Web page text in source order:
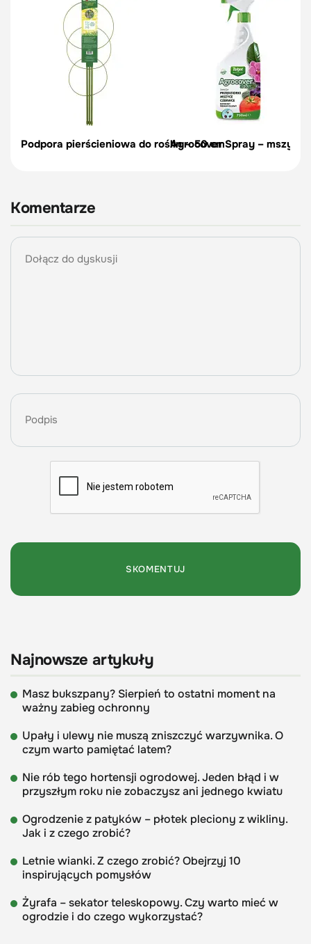
Podpora pierścieniowa do roślin – 50 cm
Agrocover Spray –
Komentarze
Najnowsze artykuły
Masz bukszpany? Sierpień to ostatni moment na
ważny zabieg ochronny
Upały i ulewy nie muszą zniszczyć warzywnika. O
czym warto pamiętać latem?
Nie rób tego hortensji ogrodowej. Jeden błąd i w
przyszłym roku nie zobaczysz ani jednego kwiatu
Ogrodzenie z patyków – płotek pleciony z wikliny.
Jak i z czego zrobić?
Letnie wianki. Z czego zrobić? Obejrzyj 10
inspirujących pomysłów
Żyrafa – sekator teleskopowy. Czy warto mieć w
ogrodzie i do czego wykorzystać?